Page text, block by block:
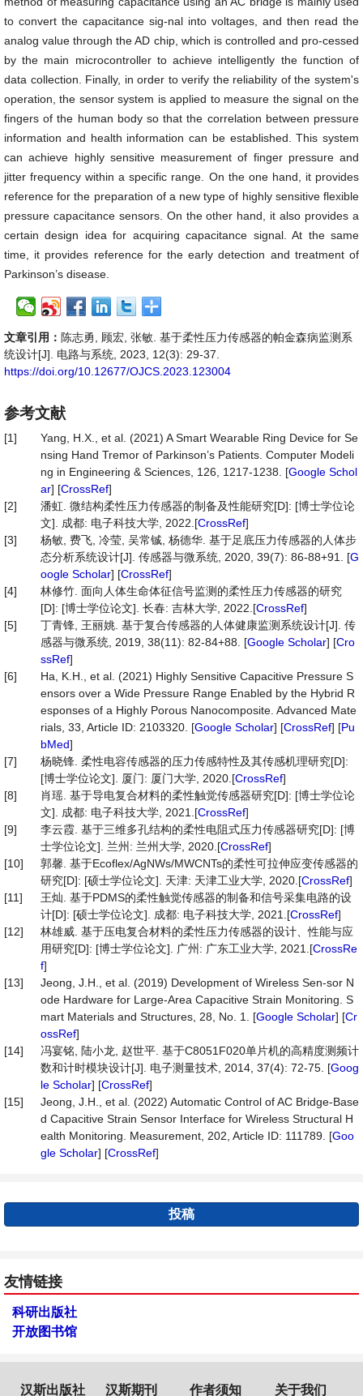
to convert the capacitance sig-nal into voltages, and then read the
analog value through the AD chip, which is controlled and pro-cessed
by the main microcontroller to achieve intelligently the function of
data collection. Finally, in order to verify the reliability of the system's
operation, the sensor system is applied to measure the signal on the
fingers of the human body so that the correlation between pressure
information and health information can be established. This system
can achieve highly sensitive measurement of finger pressure and
jitter frequency within a specific range. On the one hand, it provides
reference for the preparation of a new type of highly sensitive flexible
pressure capacitance sensors. On the other hand, it also provides a
certain design idea for acquiring capacitance signal. At the same
time, it provides reference for the early detection and treatment of
Parkinson’s disease.
文章引用： 陈志勇, 顾宏, 张敏. 基于柔性压力传感器的帕金森病监测系
统设计[J]. 电路与系统, 2023, 12(3): 29-37.
https://doi.org/10.12677/OJCS.2023.123004
参考文献
[1]
Yang, H.X., et al. (2021) A Smart Wearable Ring Device for Se
nsing Hand Tremor of Parkinson’s Patients. Computer Modeli
ng in Engineering & Sciences, 126, 1217-1238. [Google Schol
ar] [CrossRef]
[2]
潘虹. 微结构柔性压力传感器的制备及性能研究[D]: [博士学位论
文]. 成都: 电子科技大学, 2022.[CrossRef]
[3]
杨敏, 费飞, 冷莹, 吴常铖, 杨德华. 基于足底压力传感器的人体步
态分析系统设计[J]. 传感器与微系统, 2020, 39(7): 86-88+91. [G
oogle Scholar] [CrossRef]
[4]
林修竹. 面向人体生命体征信号监测的柔性压力传感器的研究
[D]: [博士学位论文]. 长春: 吉林大学, 2022.[CrossRef]
[5]
丁青锋, 王丽姚. 基于复合传感器的人体健康监测系统设计[J]. 传
感器与微系统, 2019, 38(11): 82-84+88. [Google Scholar] [Cro
ssRef]
[6]
Ha, K.H., et al. (2021) Highly Sensitive Capacitive Pressure S
ensors over a Wide Pressure Range Enabled by the Hybrid R
esponses of a Highly Porous Nanocomposite. Advanced Mate
rials, 33, Article ID: 2103320. [Google Scholar] [CrossRef] [Pu
bMed]
[7]
杨晓锋. 柔性电容传感器的压力传感特性及其传感机理研究[D]:
[博士学位论文]. 厦门: 厦门大学, 2020.[CrossRef]
[8]
肖瑶. 基于导电复合材料的柔性触觉传感器研究[D]: [博士学位论
文]. 成都: 电子科技大学, 2021.[CrossRef]
[9]
李云霞. 基于三维多孔结构的柔性电阻式压力传感器研究[D]: [博
士学位论文]. 兰州: 兰州大学, 2020.[CrossRef]
[10]
郭馨. 基于Ecoflex/AgNWs/MWCNTs的柔性可拉伸应变传感器的
研究[D]: [硕士学位论文]. 天津: 天津工业大学, 2020.[CrossRef]
[11]
王灿. 基于PDMS的柔性触觉传感器的制备和信号采集电路的设
计[D]: [硕士学位论文]. 成都: 电子科技大学, 2021.[CrossRef]
[12]
林雄威. 基于压电复合材料的柔性压力传感器的设计、性能与应
用研究[D]: [博士学位论文]. 广州: 广东工业大学, 2021.[CrossRe
f]
[13]
Jeong, J.H., et al. (2019) Development of Wireless Sen-sor N
ode Hardware for Large-Area Capacitive Strain Monitoring. S
mart Materials and Structures, 28, No. 1. [Google Scholar] [Cr
ossRef]
[14]
冯宴铭, 陆小龙, 赵世平. 基于C8051F020单片机的高精度测频计
数和计时模块设计[J]. 电子测量技术, 2014, 37(4): 72-75. [Goog
le Scholar] [CrossRef]
[15]
Jeong, J.H., et al. (2022) Automatic Control of AC Bridge-Base
d Capacitive Strain Sensor Interface for Wireless Structural H
ealth Monitoring. Measurement, 202, Article ID: 111789. [Goo
gle Scholar] [CrossRef]
投稿
友情链接
科研出版社
开放图书馆
汉斯出版社 汉斯期刊 作者须知 关于我们